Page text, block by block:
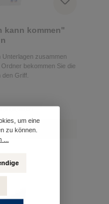
kann kommen"
Unterlagen zusammen
bekommen Sie die
Griff.
um eine
zu können.